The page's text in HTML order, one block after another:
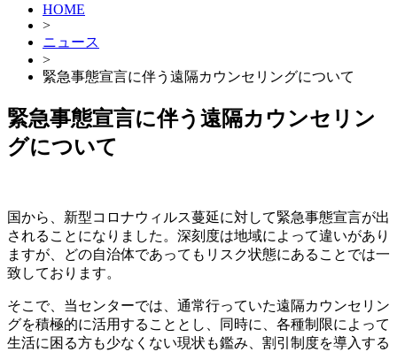
HOME
>
ニュース
>
緊急事態宣言に伴う遠隔カウンセリングについて
緊急事態宣言に伴う遠隔カウンセリン
グについて
国から、新型コロナウィルス蔓延に対して緊急事態宣言が出
されることになりました。深刻度は地域によって違いがあり
ますが、どの自治体であってもリスク状態にあることでは一
致しております。
そこで、当センターでは、通常行っていた遠隔カウンセリン
グを積極的に活用することとし、同時に、各種制限によって
生活に困る方も少なくない現状も鑑み、割引制度を導入する